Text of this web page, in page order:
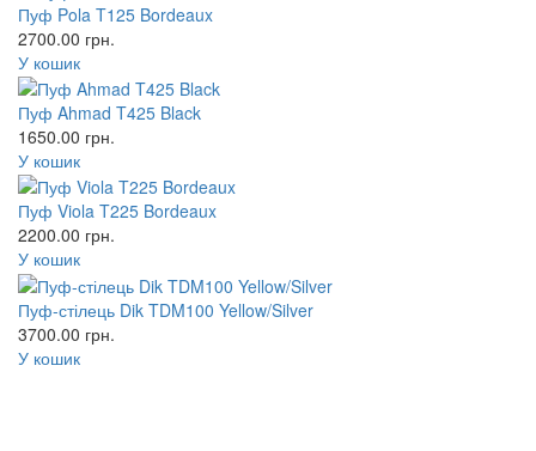
Пуф Pola T125 Bordeaux
2700.00 грн.
У кошик
Пуф Ahmad T425 Black
1650.00 грн.
У кошик
Пуф Viola T225 Bordeaux
2200.00 грн.
У кошик
Пуф-стілець Dik TDM100 Yellow/Silver
3700.00 грн.
У кошик